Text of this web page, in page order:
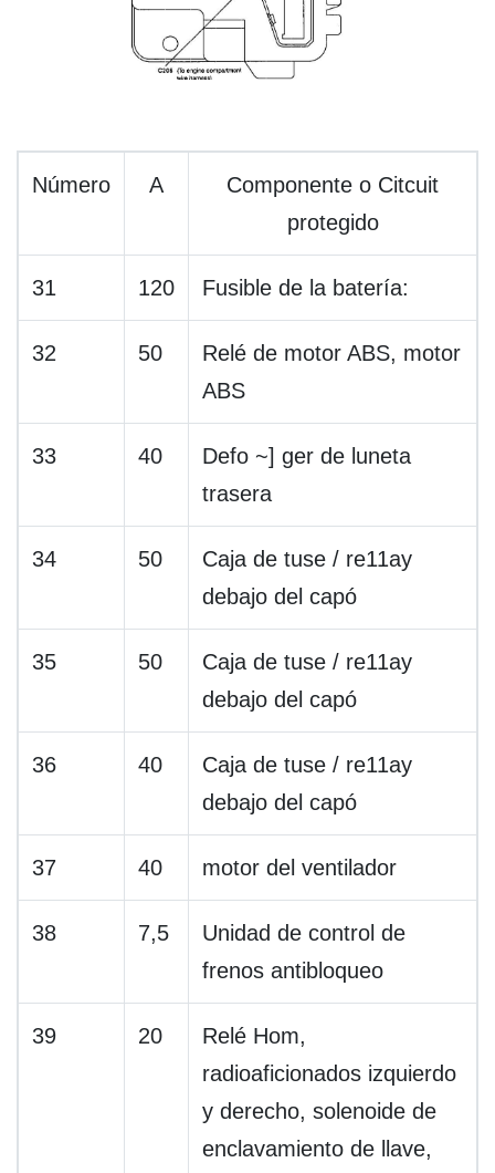
Número A
Componente o Citcuit
protegido
31 120 Fusible de la batería:
32 50
Relé de motor ABS, motor
ABS
33 40
Defo ~] ger de luneta
trasera
34 50
Caja de tuse / re11ay
debajo del capó
35 50
Caja de tuse / re11ay
debajo del capó
36 40
Caja de tuse / re11ay
debajo del capó
37 40 motor del ventilador
38 7,5
Unidad de control de
frenos antibloqueo
39 20
Relé Hom,
radioaficionados izquierdo
y derecho, solenoide de
enclavamiento de llave,